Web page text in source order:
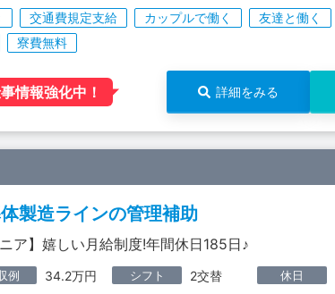
交通費規定支給 カップルで働く 友達と働く
寮費無料
情報強化中！ 詳細をみる
製造ラインの管理補助
ア】嬉しい月給制度!年間休日185日♪
例 34.2万円 シフト 2交替 休日